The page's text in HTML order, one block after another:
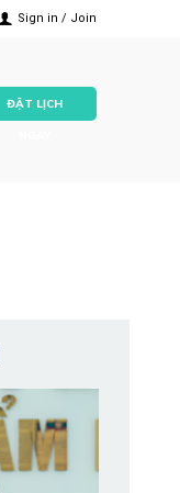
Sign in / Join
ĐẶT LỊCH